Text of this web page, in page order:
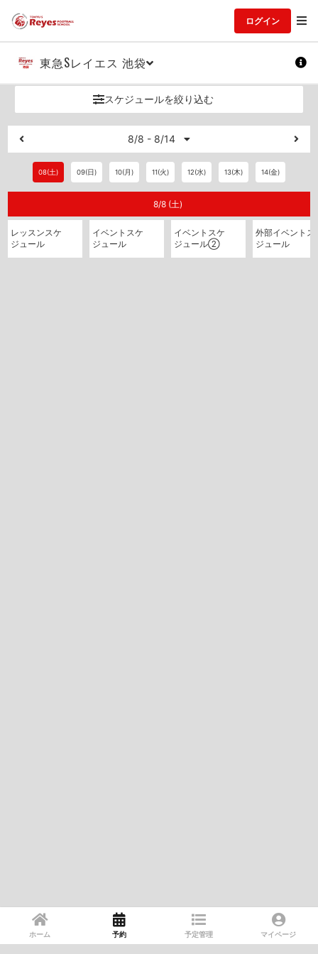
ログイン
東急Sレイエス 池袋
スケジュールを絞り込む
8/8 - 8/14
08(土) 09(日) 10(月) 11(火) 12(水) 13(木) 14(金)
8/8 (土)
レッスンスケ
ジュール
イベントスケ
ジュール
イベントスケ
ジュール②
外部イベントス
ジュール
ホーム 予約 予定管理 マイページ